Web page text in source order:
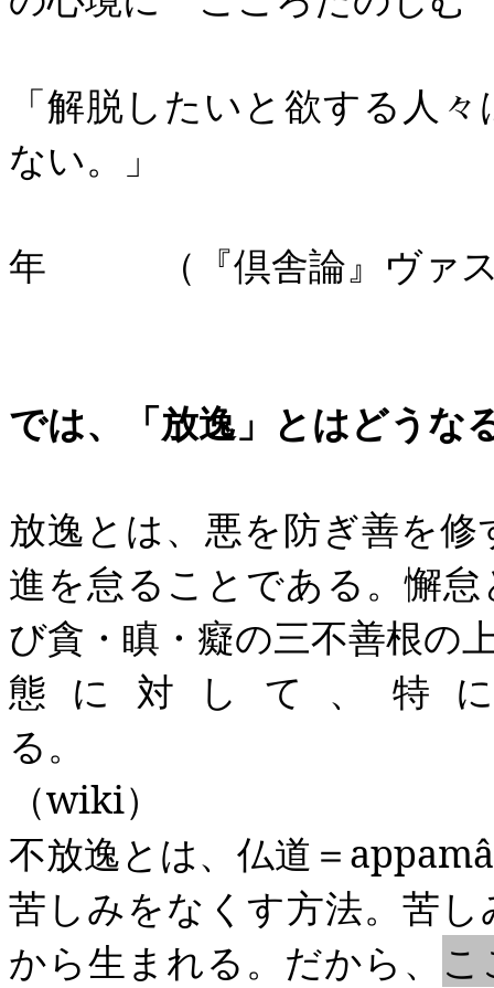
「解脱したいと欲する人
ない。」
年 （『倶舎論』ヴァス
では、「放逸」とはどうな
放逸とは、悪を防ぎ善を
進を怠ることである。懈
び貪・瞋・癡の三不善根の
態に対して、特
（wiki）
不放逸とは、仏道＝
苦しみをなくす方法。苦
から生まれる。だから、